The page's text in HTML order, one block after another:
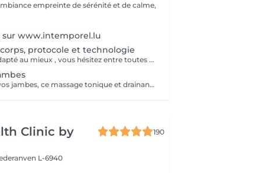
empreinte de sérénité et de calme,
sur www.intemporel.lu
protocole et technologie
Vous désirez un soin adapté au mieux , vous hésitez entre toutes nos techniques , machines et protocoles divers. Nous avons donc mis en place ce moment privilégié avec une esthéticienne , qui vous écoutera et répondra à vos attentes en vous conseillant au mieux . Les 25€ de la consultation vous seront déduits de votre soin si vous prenez rdv .
Dédié au bien-être de vos jambes, ce massage tonique et drainant vous procure une délicieuse sensation de légèreté.
Clinic by
190
L-6940